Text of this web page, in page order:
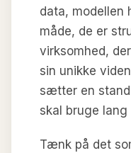
data, modellen
måde, de er
virksomhed,
sin unikke
sætter en
skal bruge
Tænk på det